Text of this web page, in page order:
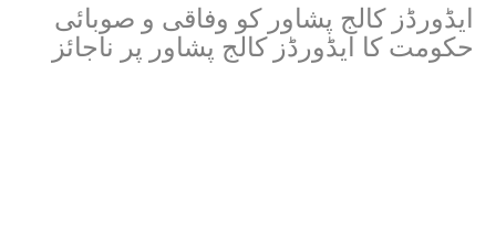
ایڈورڈز کالج پشاور کو وفاقی و صوبائی
حکومت کا ایڈورڈز کالج پشاور پر ناجائز